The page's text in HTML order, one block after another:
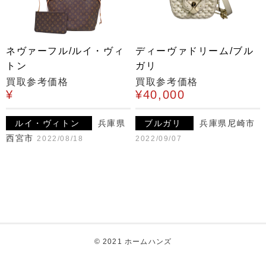
ネヴァーフル/ルイ・ヴィ
トン
買取参考価格
¥
ルイ・ヴィトン
兵庫県
西宮市 2022/08/18
ディーヴァドリーム/ブル
ガリ
買取参考価格
¥40,000
ブルガリ 兵庫県尼崎市
2022/09/07
© 2021 ホームハンズ